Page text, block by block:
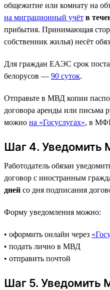
общежитие или комнату на
на миграционный учёт в
прибытия. Принимающая
собственник жилья) несёт
Для граждан ЕАЭС срок
белорусов — 90 суток.
Отправьте в МВД копии
договора аренды или письма
можно на «Госуслугах», в
Шаг 4. Уведомить
Работодатель обязан
договор с иностранным
дней со дня подписания
Форму уведомления можно:
• оформить онлайн через
• подать лично в МВД
• отправить почтой
Шаг 5. Уведомить